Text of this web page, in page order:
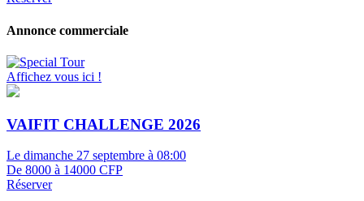
Annonce commerciale
Affichez vous ici !
VAIFIT CHALLENGE 2026
Le dimanche 27 septembre à 08:00
De 8000 à 14000 CFP
Réserver